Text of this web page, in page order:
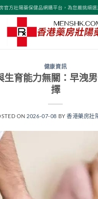
官方壯陽藥保健品網購平台，為您嚴挑細選
健康資訊
生育能力無關：早洩
擇
ON 2026-07-08 BY香港藥房壯